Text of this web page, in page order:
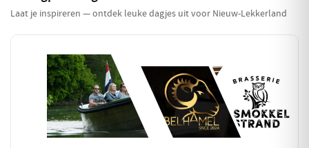
Laat je inspireren — ontdek leuke dagjes uit voor Nieuw-Lekkerland